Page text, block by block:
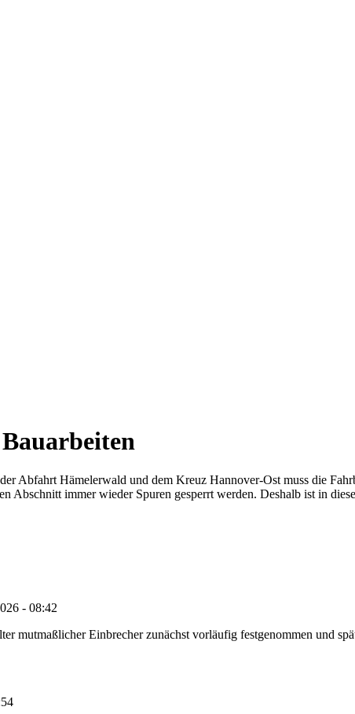
Abfahrt Hämelerwald und dem Kreuz Hannover-Ost muss die
Abschnitt immer wieder Spuren gesperrt werden. Deshalb ist in
- 08:42
mutmaßlicher Einbrecher zunächst vorläufig festgenommen und